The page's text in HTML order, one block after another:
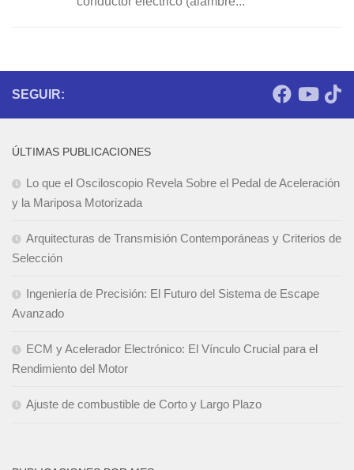
SEGUIR:
ÚLTIMAS PUBLICACIONES
Lo que el Osciloscopio Revela Sobre el Pedal de Aceleración
y la Mariposa Motorizada
Arquitecturas de Transmisión Contemporáneas y Criterios de
Selección
Ingeniería de Precisión: El Futuro del Sistema de Escape
Avanzado
ECM y Acelerador Electrónico: El Vínculo Crucial para el
Rendimiento del Motor
Ajuste de combustible de Corto y Largo Plazo